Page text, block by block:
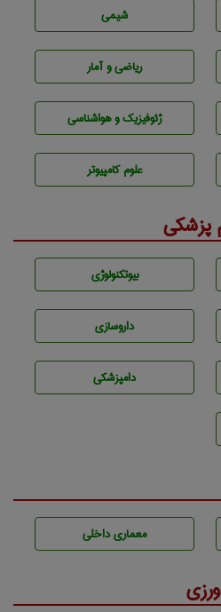
شيمی
ریاضی و آمار
ژئوفيزيك و هواشناسی
علوم کامپیوتر
پزشکی
بيوتكنولوژی
داروسازی
دامپزشكی
معماری داخلی